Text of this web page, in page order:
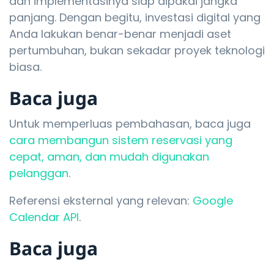
panjang. Dengan begitu, investasi digital yang
Anda lakukan benar-benar menjadi aset
pertumbuhan, bukan sekadar proyek teknologi
biasa.
Baca juga
Untuk memperluas pembahasan, baca juga
cara membangun sistem reservasi yang
cepat, aman, dan mudah digunakan
pelanggan.
Referensi eksternal yang relevan: Google
Calendar API.
Baca juga